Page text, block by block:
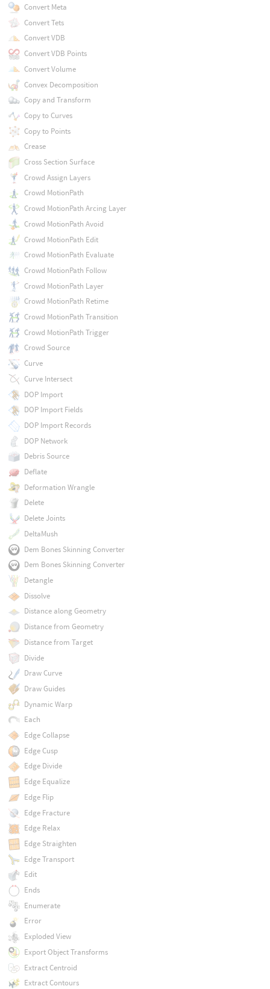
Convert Meta
Convert Tets
Convert VDB
Convert VDB Points
Convert Volume
Convex Decomposition
Copy and Transform
Copy to Curves
Copy to Points
Crease
Cross Section Surface
Crowd Assign Layers
Crowd MotionPath
Crowd MotionPath Arcing Layer
Crowd MotionPath Avoid
Crowd MotionPath Edit
Crowd MotionPath Evaluate
Crowd MotionPath Follow
Crowd MotionPath Layer
Crowd MotionPath Retime
Crowd MotionPath Transition
Crowd MotionPath Trigger
Crowd Source
Curve
Curve Intersect
DOP Import
DOP Import Fields
DOP Import Records
DOP Network
Debris Source
Deflate
Deformation Wrangle
Delete
Delete Joints
DeltaMush
Dem Bones Skinning Converter
Dem Bones Skinning Converter
Detangle
Dissolve
Distance along Geometry
Distance from Geometry
Distance from Target
Divide
Draw Curve
Draw Guides
Dynamic Warp
Each
Edge Collapse
Edge Cusp
Edge Divide
Edge Equalize
Edge Flip
Edge Fracture
Edge Relax
Edge Straighten
Edge Transport
Edit
Ends
Enumerate
Error
Exploded View
Export Object Transforms
Extract Centroid
Extract Contours